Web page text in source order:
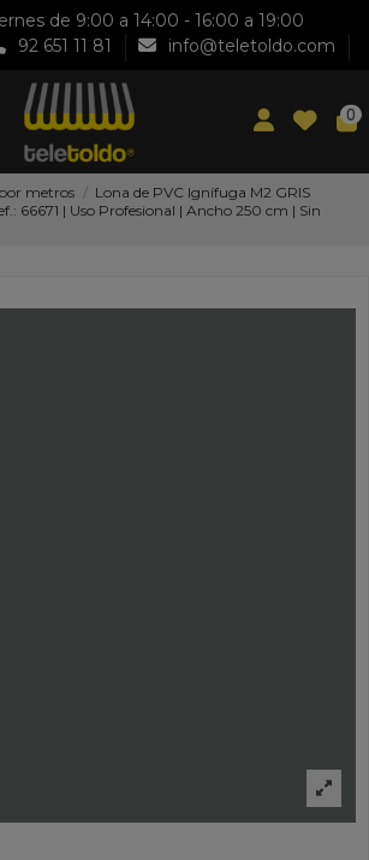
de 9:00 a 14:00 - 16:00 a 19:00
92 651 11 81
info@teletoldo.com
0
metros
Lona de PVC Ignífuga M2 GRIS
66671 | Uso Profesional | Ancho 250 cm | Sin